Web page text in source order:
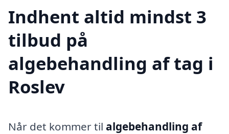
Indhent altid mindst 3
tilbud på
algebehandling af tag i
Roslev
Når det kommer til algebehandling af